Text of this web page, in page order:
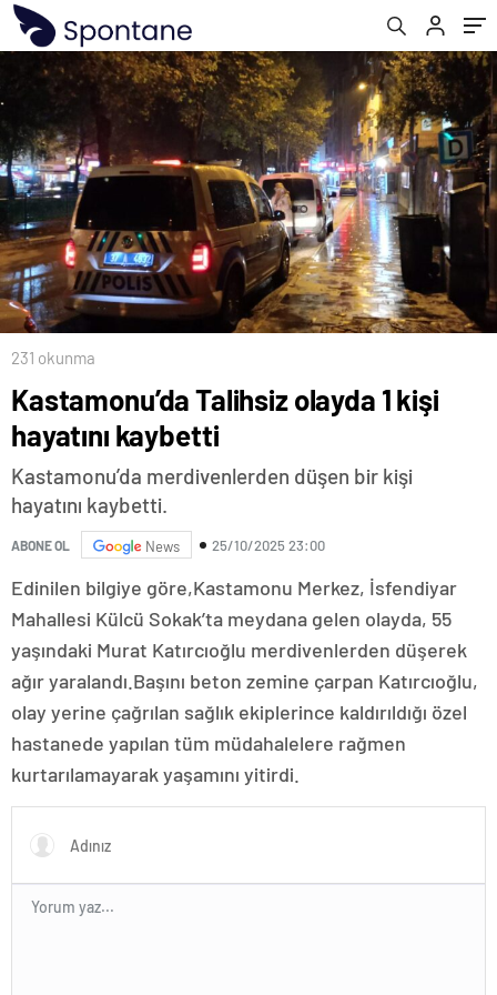
231 okunma
Kastamonu’da Talihsiz olayda 1 kişi
hayatını kaybetti
Kastamonu’da merdivenlerden düşen bir kişi
hayatını kaybetti.
ABONE OL News 25/10/2025 23:00
Edinilen bilgiye göre,Kastamonu Merkez, İsfendiyar
Mahallesi Külcü Sokak’ta meydana gelen olayda, 55
yaşındaki Murat Katırcıoğlu merdivenlerden düşerek
ağır yaralandı.Başını beton zemine çarpan Katırcıoğlu,
olay yerine çağrılan sağlık ekiplerince kaldırıldığı özel
hastanede yapılan tüm müdahalelere rağmen
kurtarılamayarak yaşamını yitirdi.